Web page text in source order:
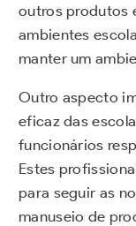
outros produtos
ambientes
manter um
Outro aspecto
eficaz das
funcionários
Estes
para seguir as
manuseio de